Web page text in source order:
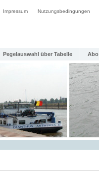
Impressum Nutzungsbedingungen
Pegelauswahl über Tabelle Abo